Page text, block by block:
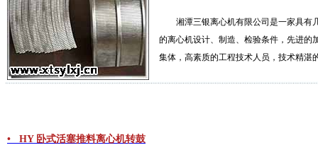
湘潭三银离心机有限公司是一家具有
的离心机设计、制造、检验条件，先进的
集体，高素质的工程技术人员，技术精湛
• HY 卧式活塞推料离心机转鼓